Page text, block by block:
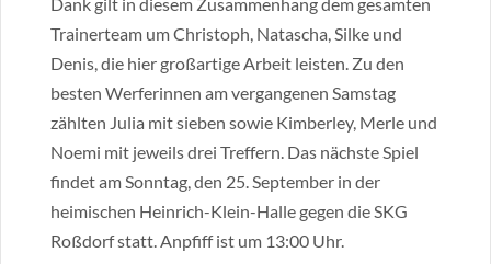
Trainerteam um Christoph, Natascha, Silke und
Denis, die hier großartige Arbeit leisten. Zu den
besten Werferinnen am vergangenen Samstag
zählten Julia mit sieben sowie Kimberley, Merle und
Noemi mit jeweils drei Treffern. Das nächste Spiel
findet am Sonntag, den 25. September in der
heimischen Heinrich-Klein-Halle gegen die SKG
Roßdorf statt. Anpfiff ist um 13:00 Uhr.